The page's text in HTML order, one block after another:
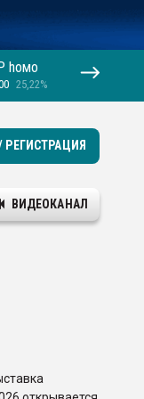
hомо
25,22%
РЕГИСТРАЦИЯ
ВИДЕОКАНАЛ